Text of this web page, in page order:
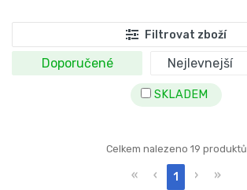
Filtrovat zboží
Doporučené Nejlevnejší
SKLADEM
Celkem nalezeno 19 produktů
« ‹ 1 › »